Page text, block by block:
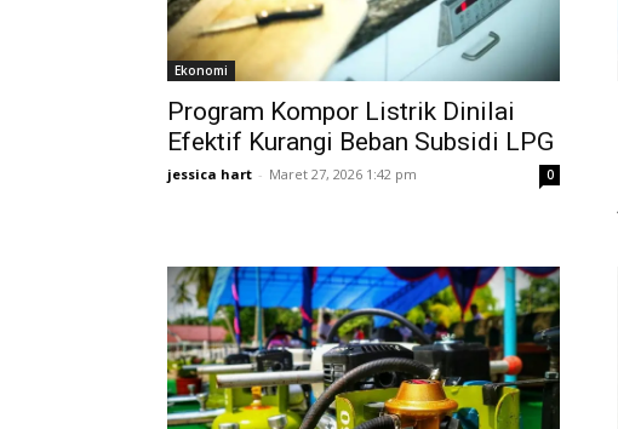
Ekonomi
Program Kompor Listrik Dinilai
Efektif Kurangi Beban Subsidi LPG
jessica hart - Maret 27, 2026 1:42 pm 0